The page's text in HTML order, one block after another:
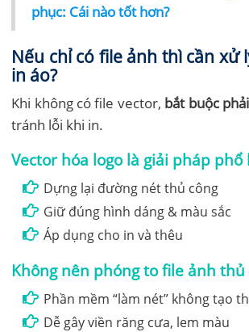
phục: Cái nào tốt hơn?
Nếu chỉ có file ảnh thì cần xử
in áo?
Khi không có file vector, bắt buộc
tránh lỗi khi in.
Vector hóa logo là giải pháp phổ
Dựng lại đường nét thủ công
Giữ đúng hình dáng & màu sắc
Áp dụng cho in và thêu
Không nên phóng to file ảnh thủ
Phần mềm “làm nét” không tạo
Dễ gây viền răng cưa, lem màu